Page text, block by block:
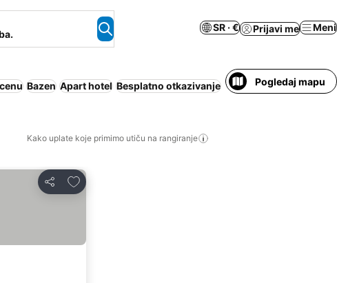
SR · € Prijavi me Meni
Bazen Apart hotel Besplatno otkazivanje Pogledaj mapu
Kako uplate koje primimo utiču na rangiranje
Deli
Dodati u favorite